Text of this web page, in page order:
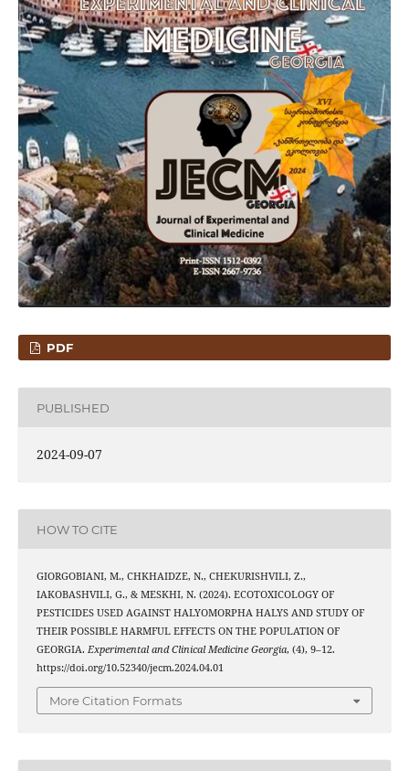
PDF
PUBLISHED
2024-09-07
HOW TO CITE
GIORGOBIANI, M., CHKHAIDZE, N., CHEKURISHVILI, Z.,
IAKOBASHVILI, G., & MESKHI, N. (2024). ECOTOXICOLOGY OF
PESTICIDES USED AGAINST HALYOMORPHA HALYS AND STUDY OF
THEIR POSSIBLE HARMFUL EFFECTS ON THE POPULATION OF
GEORGIA. Experimental and Clinical Medicine Georgia, (4), 9–12.
https://doi.org/10.52340/jecm.2024.04.01
More Citation Formats